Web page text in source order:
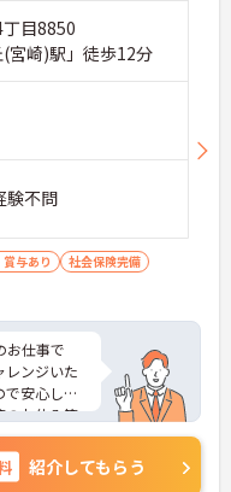
目8850
宮崎)駅」徒歩12分
不問
与あり
社会保険完備
お仕事で
レンジいた
安心して
のお休み等
両立にも理
面接対策
しますので
紹介してもらう